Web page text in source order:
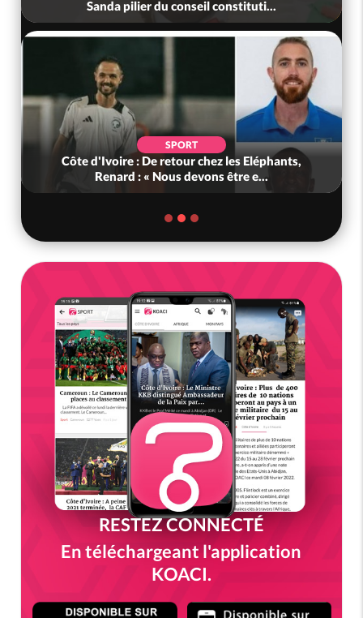
Sanda pilier du conseil constituti...
SPORT
Côte d'Ivoire : De retour chez les Eléphants,
Renard : « Nous devons être e...
RESTEZ CONNECTÉ
En téléchargeant l'application
KOACI.